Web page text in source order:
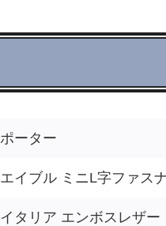
ポーター
エイブル ミニL字ファス
イタリア エンボスレザー